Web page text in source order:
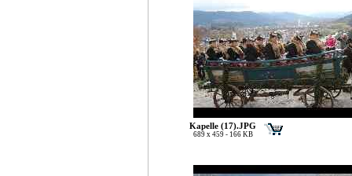
Kapelle (17).JPG
689 x 459 - 166 KB